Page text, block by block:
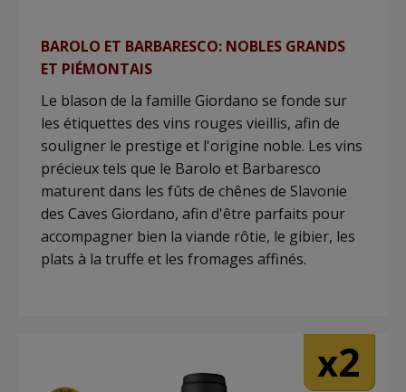
BAROLO ET BARBARESCO: NOBLES GRANDS
ET PIÉMONTAIS
Le blason de la famille Giordano se fonde sur
les étiquettes des vins rouges vieillis, afin de
souligner le prestige et l'origine noble. Les vins
précieux tels que le Barolo et Barbaresco
maturent dans les fûts de chênes de Slavonie
des Caves Giordano, afin d'être parfaits pour
accompagner bien la viande rôtie, le gibier, les
plats à la truffe et les fromages affinés.
x2